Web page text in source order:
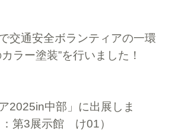
交通安全ボランティアの一環
ラー塗装”を行いました！
2025in中部」に出展しま
第3展示館 け01）